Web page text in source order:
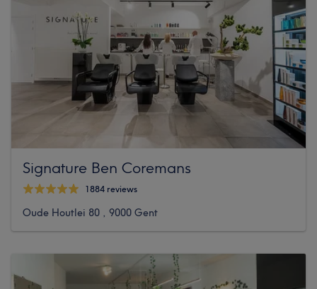
Signature Ben Coremans
1884 reviews
Oude Houtlei 80 , 9000 Gent